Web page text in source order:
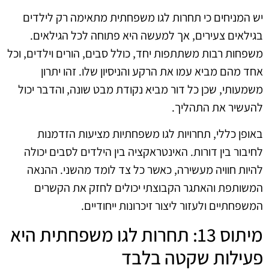
יש המניחים כי תחרות לגו משפחתית מתאימה רק לילדים
בגילאים צעירים, אך למעשה היא פתוחה לכל הגילאים.
משפחות רבות משתתפות יחד, כולל סבים, הורים וילדים, וכל
אחד מהם מביא עמו את הרקע והניסיון שלו. זהו יתרון
משמעותי, שכן כל דור מביא נקודת מבט שונה, והדבר יכול
להעשיר את התהליך.
באופן כללי, תחרויות לגו משפחתיות מציעות הזדמנות
לחיבור בין דורות. האינטראקציה בין הילדים לסבים יכולה
להיות חוויה מעשירה, כאשר כל צד לומד מהשני. ההנאה
המשותפת והאתגר הקבוצתי יכולים לחזק את הקשרים
המשפחתיים ולעזור ליצור זיכרונות ייחודיים.
מיתוס 13: תחרות לגו משפחתית היא
פעילות שקטה בלבד